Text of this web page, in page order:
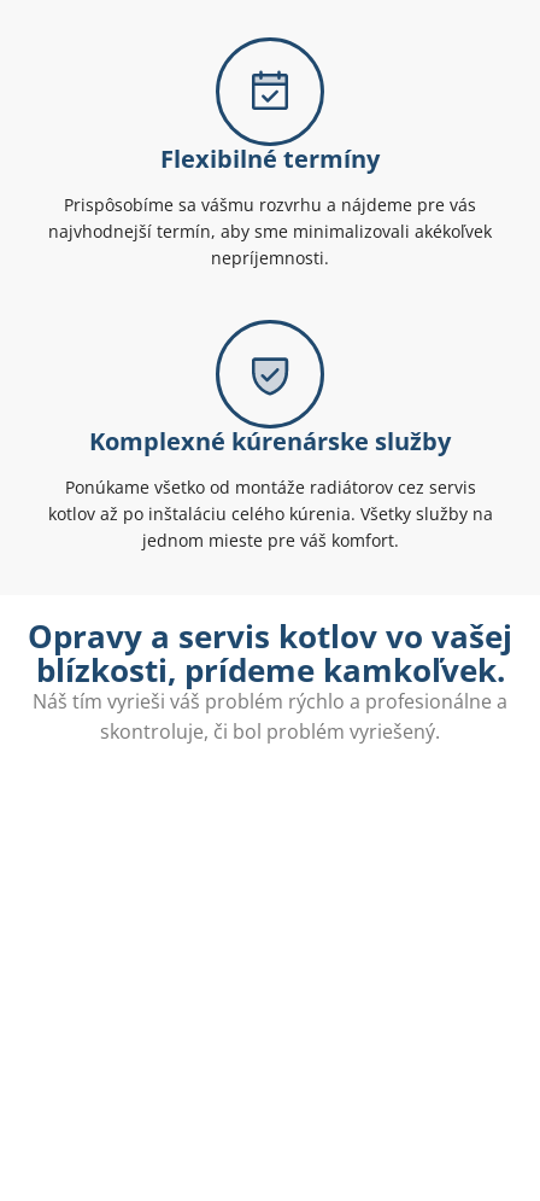
Flexibilné termíny
Prispôsobíme sa vášmu rozvrhu a nájdeme pre vás
najvhodnejší termín, aby sme minimalizovali akékoľvek
nepríjemnosti.
Komplexné kúrenárske služby
Ponúkame všetko od montáže radiátorov cez servis
kotlov až po inštaláciu celého kúrenia. Všetky služby na
jednom mieste pre váš komfort.
Opravy a servis kotlov vo vašej
blízkosti, prídeme kamkoľvek.
Náš tím vyrieši váš problém rýchlo a profesionálne a
skontroluje, či bol problém vyriešený.